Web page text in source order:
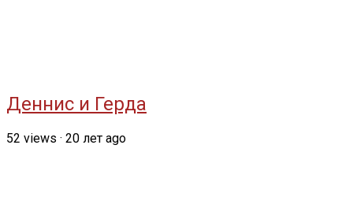
Деннис и Герда
52 views · 20 лет ago